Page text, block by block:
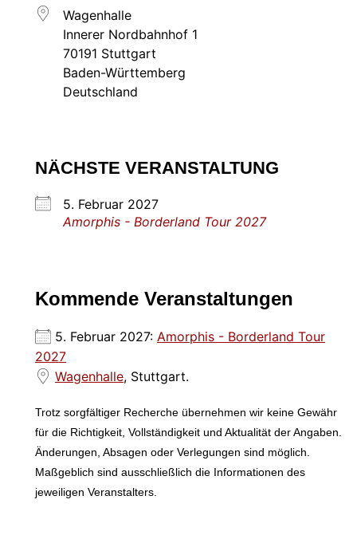
Wagenhalle
Innerer Nordbahnhof 1
70191 Stuttgart
Baden-Württemberg
Deutschland
NÄCHSTE VERANSTALTUNG
5. Februar 2027
Amorphis - Borderland Tour 2027
Kommende Veranstaltungen
5. Februar 2027: Amorphis - Borderland Tour
2027
Wagenhalle, Stuttgart.
Trotz sorgfältiger Recherche übernehmen wir keine Gewähr
für die Richtigkeit, Vollständigkeit und Aktualität der Angaben.
Änderungen, Absagen oder Verlegungen sind möglich.
Maßgeblich sind ausschließlich die Informationen des
jeweiligen Veranstalters.